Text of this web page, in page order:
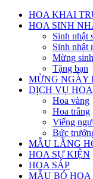
HOA KHAI
HOA SINH
Sinh nhật
Sinh nhật
Mừng
Tặng bạn
MỪNG NGÀY
DỊCH VỤ
Hoa vàng
Hoa trắng
Viếng
Bức
MẪU LẴNG
HOA SỰ KIỆN
HOA SÁP
MẪU BÓ HOA